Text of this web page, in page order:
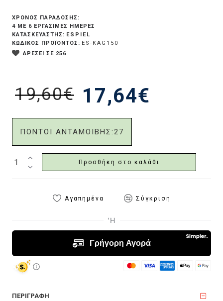
17,64€
19,60€
ΠΟΝΤΟΙ ΑΝΤΑΜΟΙΒΗΣ:27
ΧΡΟΝΟΣ ΠΑΡΑΔΟΣΗΣ:
4 ΜΕ 6 ΕΡΓΆΣΙΜΕΣ ΗΜΈΡΕΣ
ΚΑΤΑΣΚΕΥΑΣΤΗΣ: ESPIEL
ΚΩΔΙΚΟΣ ΠΡΟΪΟΝΤΟΣ: ES-KAG150
ΑΡΕΣΕΙ ΣΕ 256
Προσθήκη στο καλάθι
Αγαπημένα Σύγκριση
ΠΕΡΙΓΡΑΦΗ